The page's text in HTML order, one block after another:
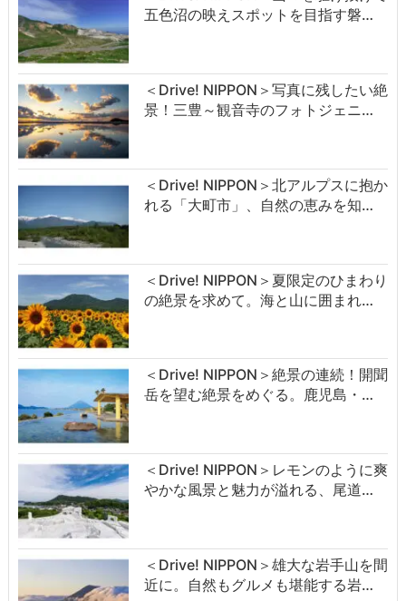
五色沼の映えスポットを目指す磐…
＜Drive! NIPPON＞写真に残したい絶
景！三豊～観音寺のフォトジェニ…
＜Drive! NIPPON＞北アルプスに抱か
れる「大町市」、自然の恵みを知…
＜Drive! NIPPON＞夏限定のひまわり
の絶景を求めて。海と山に囲まれ…
＜Drive! NIPPON＞絶景の連続！開聞
岳を望む絶景をめぐる。鹿児島・…
＜Drive! NIPPON＞レモンのように爽
やかな風景と魅力が溢れる、尾道…
＜Drive! NIPPON＞雄大な岩手山を間
近に。自然もグルメも堪能する岩…